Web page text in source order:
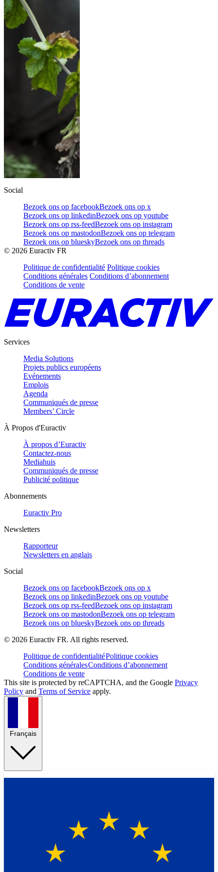
Social
Bezoek ons op facebookBezoek ons op x
Bezoek ons op linkedinBezoek ons op youtube
Bezoek ons op rss-feedBezoek ons op instagram
Bezoek ons op mastodonBezoek ons op telegram
Bezoek ons op blueskyBezoek ons op threads
© 2026 Euractiv FR
Politique de confidentialité Politique cookies
Conditions générales Conditions d’abonnement
Conditions de vente
Services
Media Solutions
Projets publics européens
Evénements
Emplois
Agenda
Communiqués de presse
Members’ Circle
À Propos d'Euractiv
À propos d’Euractiv
Contactez-nous
Mediahuis
Communiqués de presse
Publicité politique
Abonnements
Euractiv Pro
Newsletters
Rapporteur
Newsletters en anglais
Social
Bezoek ons op facebookBezoek ons op x
Bezoek ons op linkedinBezoek ons op youtube
Bezoek ons op rss-feedBezoek ons op instagram
Bezoek ons op mastodonBezoek ons op telegram
Bezoek ons op blueskyBezoek ons op threads
© 2026 Euractiv FR. All rights reserved.
Politique de confidentialitéPolitique cookies
Conditions généralesConditions d’abonnement
Conditions de vente
This site is protected by reCAPTCHA, and the Google Privacy
Policy and Terms of Service apply.
Français